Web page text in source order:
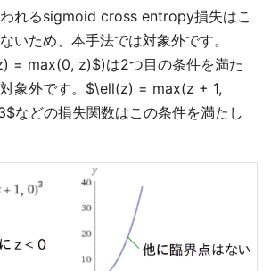
れるsigmoid cross entropy損失はこ
いため、本手法では対象外です。
= max(0, z)$)は2つ目の条件を満た
象外です。$\ell(z) = max(z + 1,
などの損失関数はこの条件を満たし